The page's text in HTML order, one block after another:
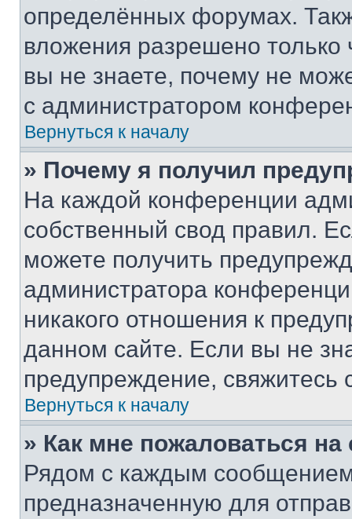
определённых форумах.
вложения разрешено
вы не знаете, почему не
с администратором
Вернуться к началу
» Почему я получил
На каждой конференции
собственный свод правил.
можете получить
администратора
никакого отношения к
данном сайте. Если вы не
предупреждение,
Вернуться к началу
» Как мне пожаловаться
Рядом с каждым сообщением
предназначенную для